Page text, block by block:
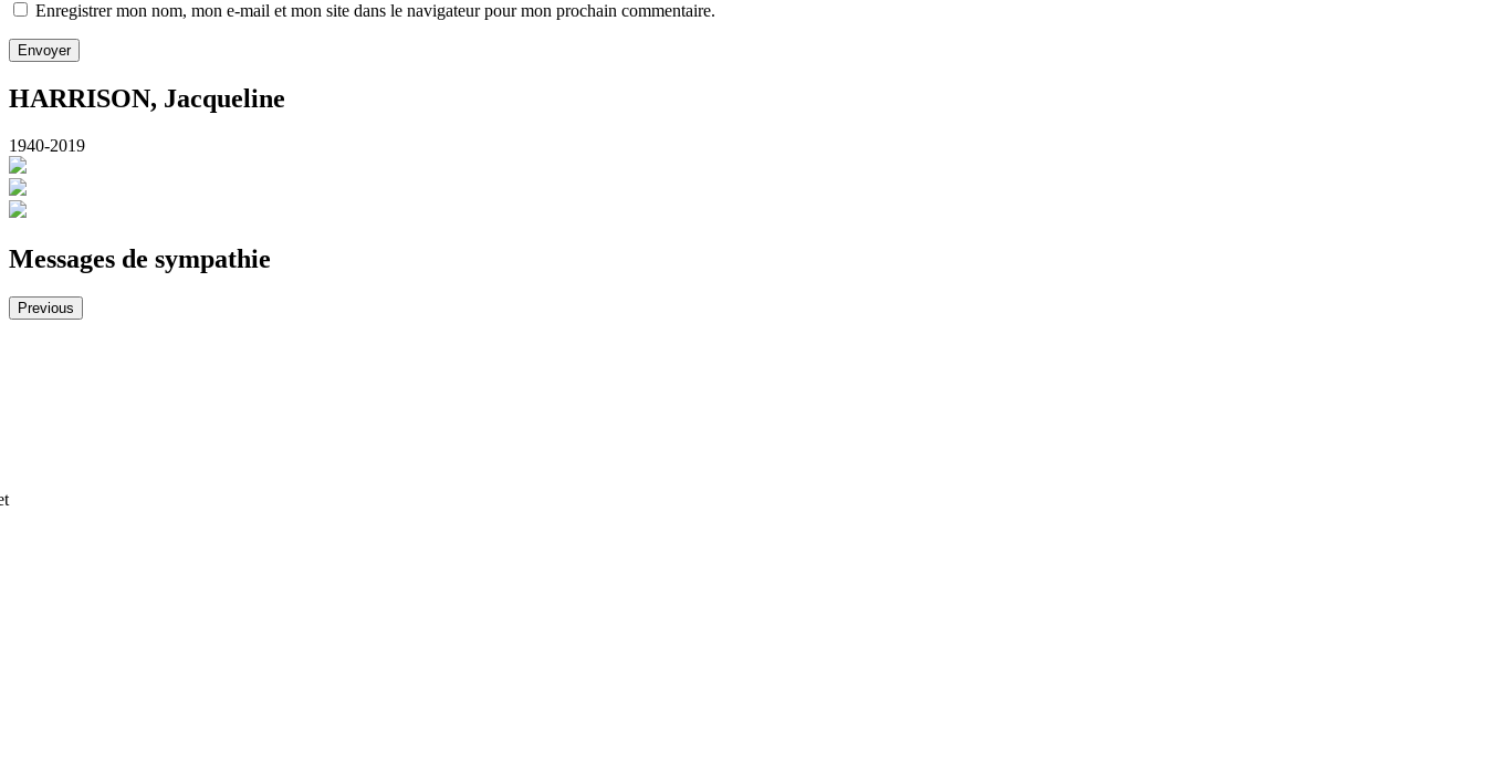
Enregistrer mon nom, mon e-mail et mon site dans le navigateur pour mon prochain commentaire.
HARRISON, Jacqueline
1940-2019
Messages de sympathie
Previous